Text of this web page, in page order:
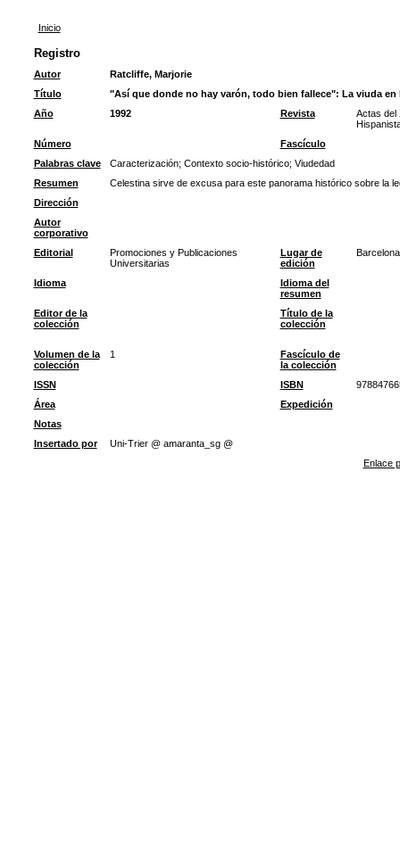
Inicio
Registro
Autor
Ratcliffe, Marjorie
Título
"Así que donde no hay varón, todo bien fallece": La viuda en
Año
1992 Revista
Actas del
Número
Fascículo
Palabras clave
Caracterización; Contexto socio-histórico; Viudedad
Resumen
Celestina sirve de excusa para este panorama histórico sobre la
Dirección
Autor
corporativo
Editorial
Promociones y Publicaciones
Universitarias
Lugar de
edición
Barcelona
Idioma
Idioma del
resumen
Editor de la
colección
Título de la
colección
Volumen de la
colección
1
Fascículo de
la colección
ISSN
ISBN
Área
Expedición
Notas
Insertado por
Uni-Trier @ amaranta_sg @
Enlace